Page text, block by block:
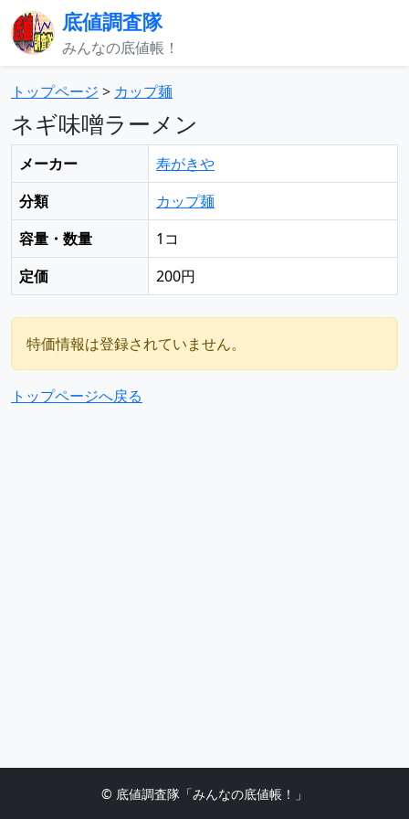
底値調査隊
みんなの底値帳！
トップページ > カップ麺
ネギ味噌ラーメン
メーカー
寿がきや
分類
カップ麺
容量・数量
1コ
定価
200円
特価情報は登録されていません。
トップページへ戻る
© 底値調査隊「みんなの底値帳！」